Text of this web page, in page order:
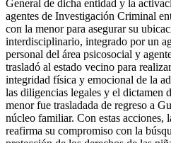
General de dicha entidad y la
agentes de Investigación Criminal
con la menor para asegurar su
interdisciplinario, integrado por un
personal del área psicosocial y
trasladó al estado vecino para
integridad física y emocional de la
las diligencias legales y el dictamen
menor fue trasladada de regreso a
núcleo familiar. Con estas acciones,
reafirma su compromiso con la